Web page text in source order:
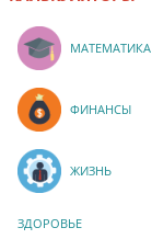
МАТЕМАТИКА
ФИНАНСЫ
ЖИЗНЬ
ЗДОРОВЬЕ